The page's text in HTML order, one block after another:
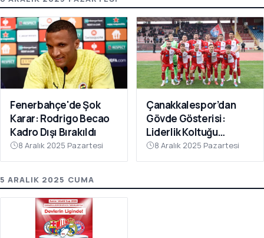
Fenerbahçe'de Şok
Karar: Rodrigo Becao
Kadro Dışı Bırakıldı
8 Aralık 2025 Pazartesi
Çanakkalespor’dan
Gövde Gösterisi:
Liderlik Koltuğu
Bırakılmıyor!
8 Aralık 2025 Pazartesi
5 ARALIK 2025 CUMA